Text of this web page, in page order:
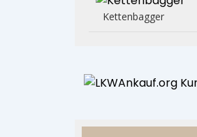
Kettenbagger